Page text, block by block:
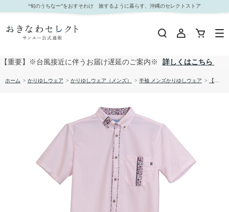
【送料無料】衿はみ出し柄 かりゆしウェア P-SAT1809｜おきなわセレクト サンエー公式通販
“旬のうちなー”をおすそわけ 旅するように暮らす、沖縄のセレクトストア
【重要】※台風接近に伴うお届け遅延のご案内※ 詳しくはこちら
ホーム > かりゆしウェア > かりゆしウェア（メンズ） > 半袖 メンズかりゆしウェア > 【送料無料】衿はみ出し柄 かりゆしウェア P-SAT1809